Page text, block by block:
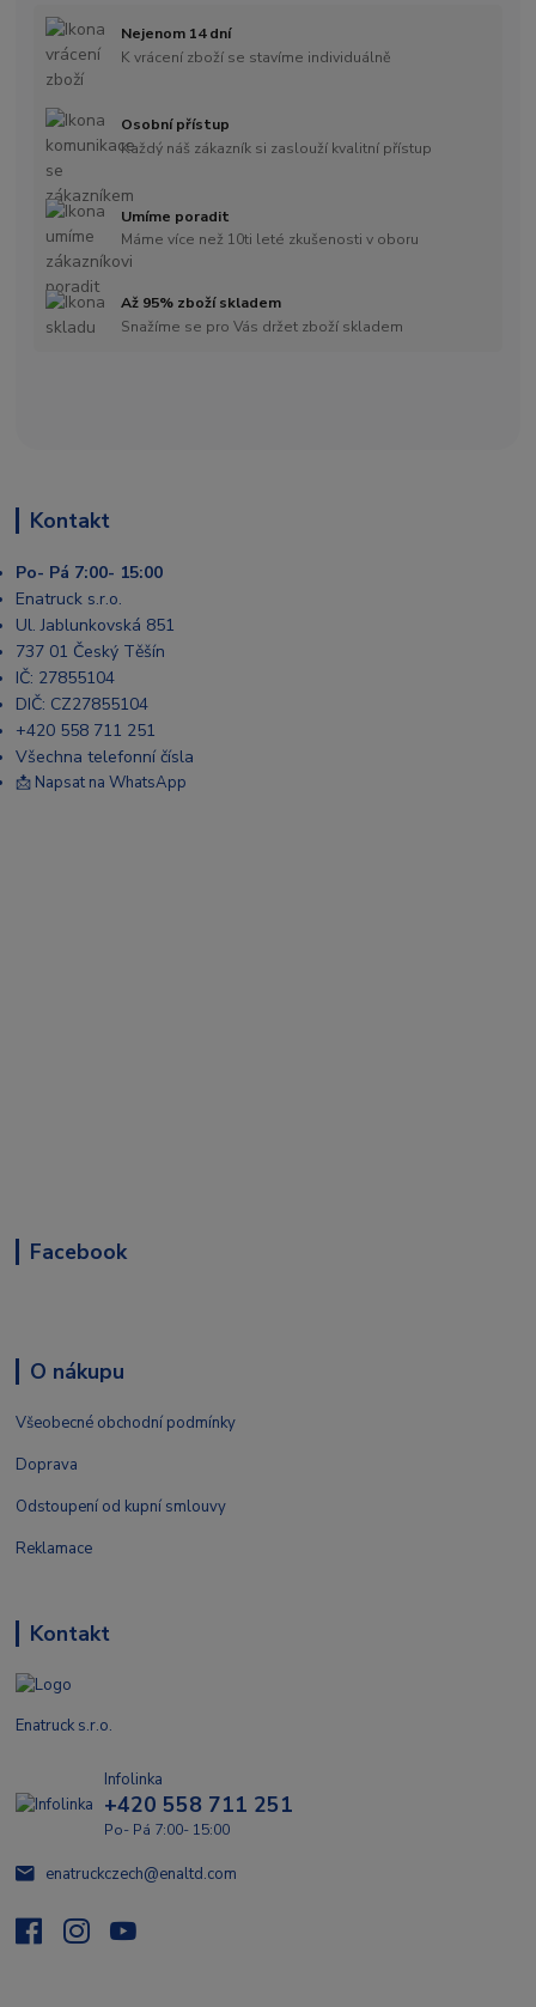
Nejenom 14 dní
K vrácení zboží se stavíme individuálně
Osobní přístup
Každý náš zákazník si zaslouží kvalitní přístup
Umíme poradit
Máme více než 10ti leté zkušenosti v oboru
Až 95% zboží skladem
Snažíme se pro Vás držet zboží skladem
Kontakt
Po- Pá 7:00- 15:00
Enatruck s.r.o.
Ul. Jablunkovská 851
737 01 Český Těšín
IČ: 27855104
DIČ: CZ27855104
+420 558 711 251
Všechna telefonní čísla
📩 Napsat na WhatsApp
Facebook
O nákupu
Všeobecné obchodní podmínky
Doprava
Odstoupení od kupní smlouvy
Reklamace
Kontakt
Enatruck s.r.o.
Infolinka
+420 558 711 251
Po- Pá 7:00- 15:00
enatruckczech@enaltd.com